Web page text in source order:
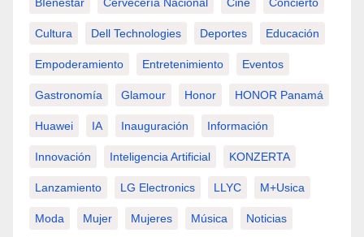
Cultura Dell Technologies Deportes Educación
Empoderamiento Entretenimiento Eventos
Gastronomía Glamour Honor HONOR Panamá
Huawei IA Inauguración Información
Innovación Inteligencia Artificial KONZERTA
Lanzamiento LG Electronics LLYC M+usica
Moda Mujer Mujeres Música Noticias